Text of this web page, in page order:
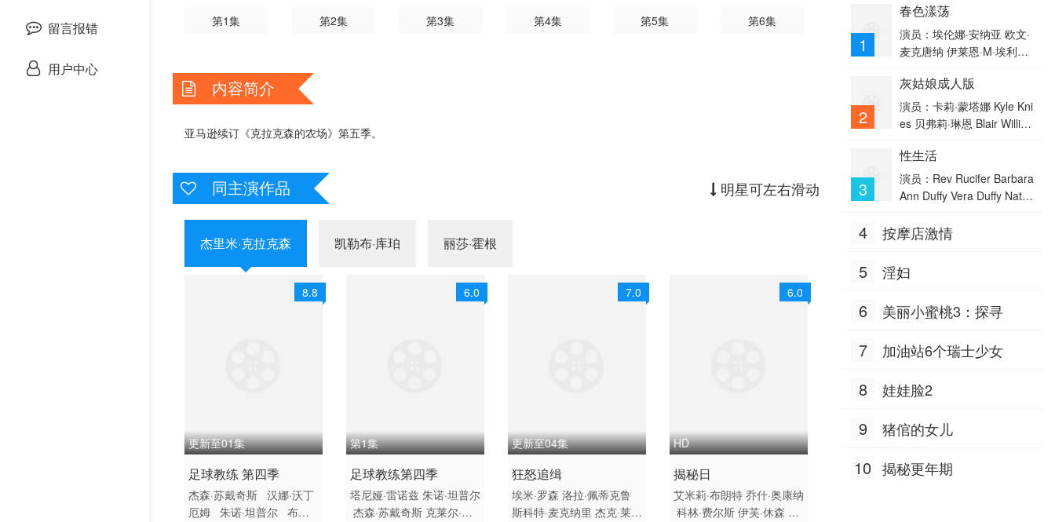
留言报错
用户中心
第1集 第2集 第3集 第4集 第5集 第6集
内容简介
亚马逊续订《克拉克森的农场》第五季。
同主演作品 明星可左右滑动
杰里米·克拉克森 凯勒布·库珀 丽莎·霍根
8.8
更新至01集
2026 / 美国 / 英国 / 英语
欧美
足球教练 第四季
杰森·苏戴奇斯 汉娜·沃丁
厄姆 朱诺·坦普尔 布雷
6.0
第1集
2026 / 美国,英国 / 英语
剧情 喜剧 运动 欧美
足球教练第四季
塔尼娅·雷诺兹 朱诺·坦普尔
杰森·苏戴奇斯 克莱尔·阿
7.0
更新至04集
2026 / 美国 / 英语
惊悚 犯罪 欧美
狂怒追缉
埃米·罗森 洛拉·佩蒂克鲁
斯科特·麦克纳里 杰克·莱西
6.0
HD
2026 / 美国 / 加拿大 / 新西
兰 / 日本 / 英语
恐怖
揭秘日
艾米莉·布朗特 乔什·奥康纳
科林·费尔斯 伊芙·休森 科
1
春色漾荡
演员：埃伦娜·安纳亚 欧文·
麦克唐纳 伊莱恩·M·埃利
瓦兹道斯凯特 肖娜·麦克唐
纳 大卫·艾略特 史蒂芬·克
里 伊丽莎白·麦戈文 埃文·威
2
灰姑娘成人版
演员：卡莉·蒙塔娜 Kyle Kni
es 贝弗莉·琳恩 Blair Willia
er William F. Bryant Regi
s Filman 克里斯蒂尼·纽
金 赖安·卓勒
3
性生活
演员：Rev Rucifer Barbara
Ann Duffy Vera Duffy Natas
a Lenora Claire Dark Mar
s Ryan Shores Rae Threat
4 按摩店激情
5 淫妇
6 美丽小蜜桃3：探寻
7 加油站6个瑞士少女
8 娃娃脸2
9 猪倌的女儿
10 揭秘更年期